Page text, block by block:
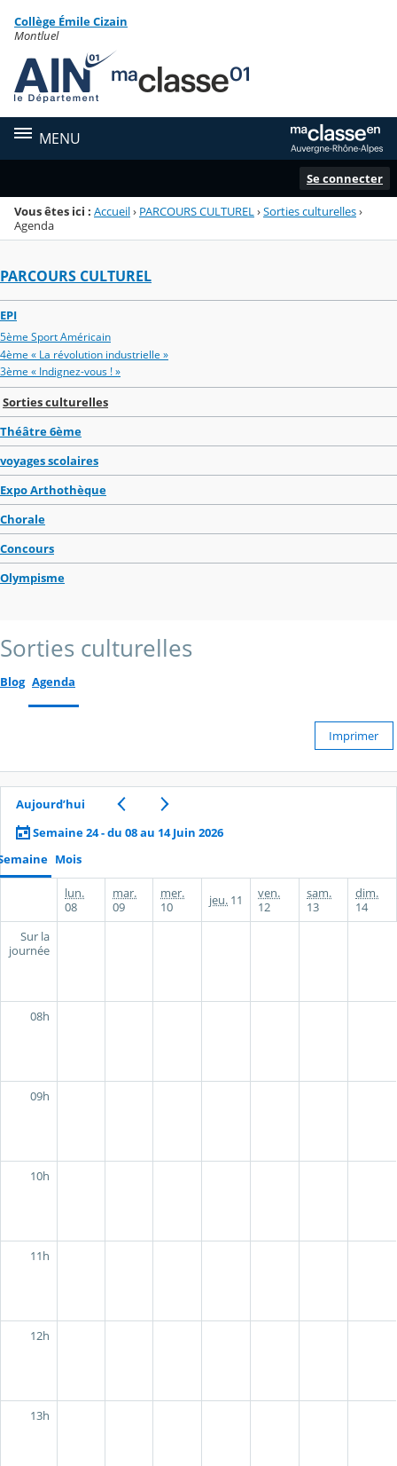
Menu de la rubrique
Contenu
Collège Émile Cizain
Montluel
MENU
Se connecter
Vous êtes ici : Accueil› PARCOURS CULTUREL ›Sorties culturelles›
Agenda
PARCOURS CULTUREL
EPI
5ème Sport Américain
4ème « La révolution industrielle »
3ème « Indignez-vous ! »
Sorties culturelles
Théâtre 6ème
voyages scolaires
Expo Arthothèque
Chorale
Concours
Olympisme
Sorties culturelles
Blog Agenda
Imprimer
Aujourd’hui
Semaine 24 - du 08 au 14 Juin 2026
Mois
lun.
08
mar.
09
mer.
10
jeu. 11
ven.
12
sam.
13
dim.
14
Sur la
journée
08h
09h
10h
11h
12h
13h